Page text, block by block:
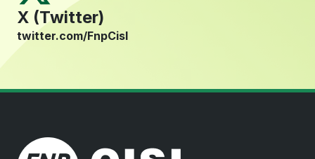
X (Twitter)
twitter.com/FnpCisl